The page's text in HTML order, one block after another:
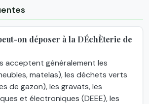
on déposer à la DÉchÈterie de
acceptent généralement les
matelas), les déchets verts
de gazon), les gravats, les
et électroniques (DEEE), les